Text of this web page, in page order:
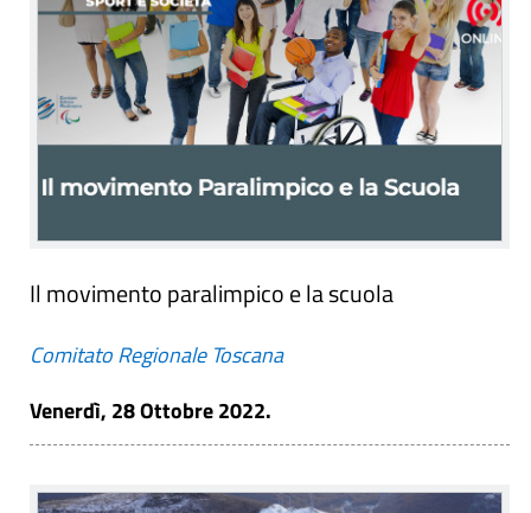
Il movimento paralimpico e la scuola
Comitato Regionale Toscana
Venerdì, 28 Ottobre 2022.